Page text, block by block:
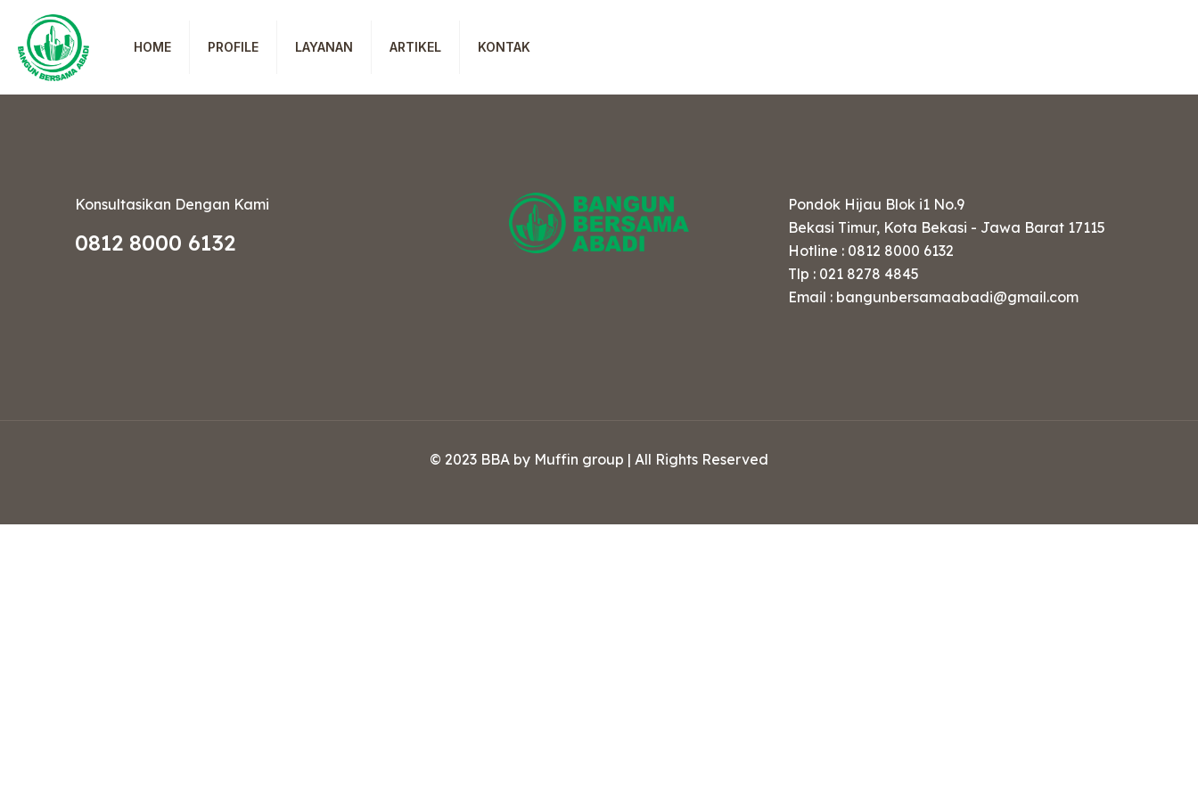
HOME PROFILE LAYANAN ARTIKEL KONTAK
Konsultasikan Dengan Kami
0812 8000 6132
Pondok Hijau Blok i1 No.9
Bekasi Timur, Kota Bekasi - Jawa Barat 17115
Hotline : 0812 8000 6132
Tlp : 021 8278 4845
Email : bangunbersamaabadi@gmail.com
© 2023 BBA by Muffin group | All Rights Reserved